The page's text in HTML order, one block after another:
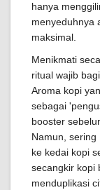
hanya
menyeduhnya
maksimal.
Menikmati
ritual wajib
Aroma kopi
sebagai
booster
Namun,
ke kedai kopi
secangkir kopi
menduplikasi